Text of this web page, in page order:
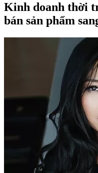
Kinh doanh thời
bán sản phẩm